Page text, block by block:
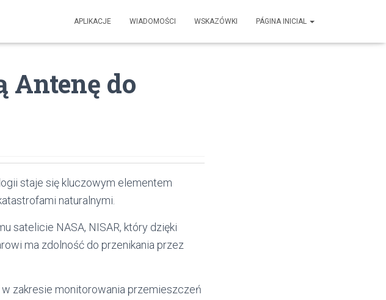
APLIKACJE WIADOMOŚCI WSKAZÓWKI PÁGINA INICIAL
Antenę do
staje się kluczowym elementem
naturalnymi.
satelicie NASA, NISAR, który dzięki
ma zdolność do przenikania przez
zakresie monitorowania przemieszczeń